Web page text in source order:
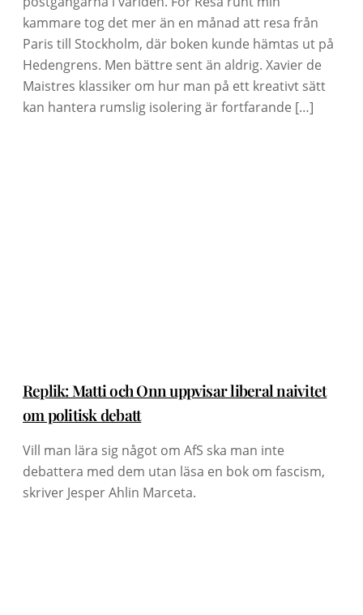
kammare tog det mer än en månad att resa från
Paris till Stockholm, där boken kunde hämtas ut på
Hedengrens. Men bättre sent än aldrig. Xavier de
Maistres klassiker om hur man på ett kreativt sätt
kan hantera rumslig isolering är fortfarande […]
Replik: Matti och Onn uppvisar liberal naivitet
om politisk debatt
Vill man lära sig något om AfS ska man inte
debattera med dem utan läsa en bok om fascism,
skriver Jesper Ahlin Marceta.